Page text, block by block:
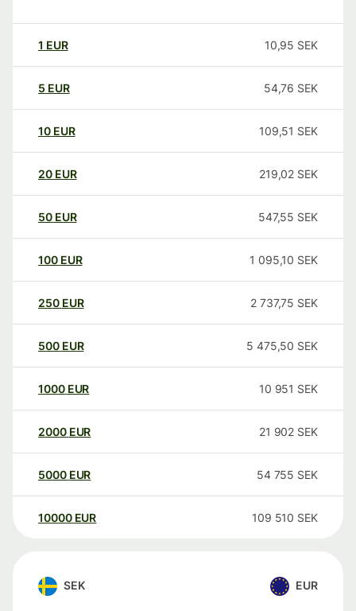
1 EUR 10,95 SEK
5 EUR 54,76 SEK
10 EUR 109,51 SEK
20 EUR 219,02 SEK
50 EUR 547,55 SEK
100 EUR 1 095,10 SEK
250 EUR 2 737,75 SEK
500 EUR 5 475,50 SEK
1000 EUR 10 951 SEK
2000 EUR 21 902 SEK
5000 EUR 54 755 SEK
10000 EUR 109 510 SEK
SEK EUR